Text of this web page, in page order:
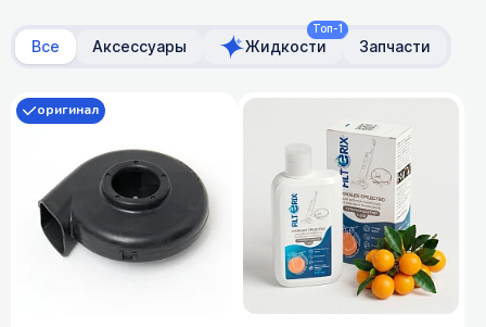
Все Аксессуары
Топ-1
Жидкости Запчасти
оригинал